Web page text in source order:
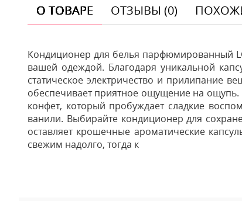
О ТОВАРЕ ОТЗЫВЫ (0)
Кондиционер для белья парфюмированный
вашей одеждой. Благодаря уникальной
статическое электричество и прилипание
обеспечивает приятное ощущение на ощупь.
конфет, который пробуждает сладкие
ванили. Выбирайте кондиционер для
оставляет крошечные ароматические
свежим надолго, тогда к